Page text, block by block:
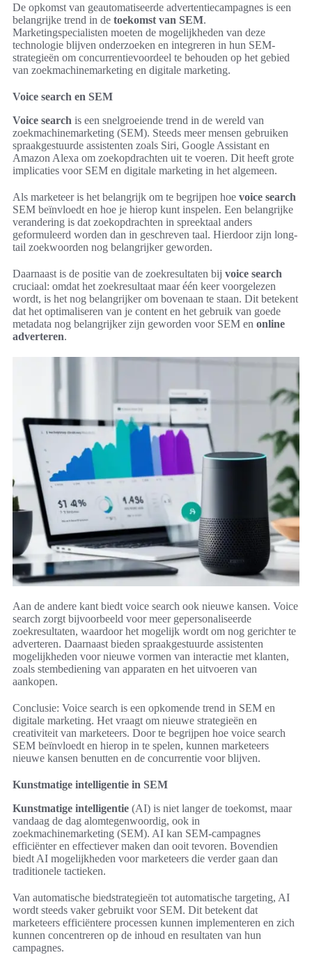
De opkomst van geautomatiseerde advertentiecampagnes is een
belangrijke trend in de toekomst van SEM.
Marketingspecialisten moeten de mogelijkheden van deze
technologie blijven onderzoeken en integreren in hun SEM-
strategieën om concurrentievoordeel te behouden op het gebied
van zoekmachinemarketing en digitale marketing.
Voice search en SEM
Voice search is een snelgroeiende trend in de wereld van
zoekmachinemarketing (SEM). Steeds meer mensen gebruiken
spraakgestuurde assistenten zoals Siri, Google Assistant en
Amazon Alexa om zoekopdrachten uit te voeren. Dit heeft grote
implicaties voor SEM en digitale marketing in het algemeen.
Als marketeer is het belangrijk om te begrijpen hoe voice search
SEM beïnvloedt en hoe je hierop kunt inspelen. Een belangrijke
verandering is dat zoekopdrachten in spreektaal anders
geformuleerd worden dan in geschreven taal. Hierdoor zijn long-
tail zoekwoorden nog belangrijker geworden.
Daarnaast is de positie van de zoekresultaten bij voice search
cruciaal: omdat het zoekresultaat maar één keer voorgelezen
wordt, is het nog belangrijker om bovenaan te staan. Dit betekent
dat het optimaliseren van je content en het gebruik van goede
metadata nog belangrijker zijn geworden voor SEM en online
adverteren.
Aan de andere kant biedt voice search ook nieuwe kansen. Voice
search zorgt bijvoorbeeld voor meer gepersonaliseerde
zoekresultaten, waardoor het mogelijk wordt om nog gerichter te
adverteren. Daarnaast bieden spraakgestuurde assistenten
mogelijkheden voor nieuwe vormen van interactie met klanten,
zoals stembediening van apparaten en het uitvoeren van
aankopen.
Conclusie: Voice search is een opkomende trend in SEM en
digitale marketing. Het vraagt om nieuwe strategieën en
creativiteit van marketeers. Door te begrijpen hoe voice search
SEM beïnvloedt en hierop in te spelen, kunnen marketeers
nieuwe kansen benutten en de concurrentie voor blijven.
Kunstmatige intelligentie in SEM
Kunstmatige intelligentie (AI) is niet langer de toekomst, maar
vandaag de dag alomtegenwoordig, ook in
zoekmachinemarketing (SEM). AI kan SEM-campagnes
efficiënter en effectiever maken dan ooit tevoren. Bovendien
biedt AI mogelijkheden voor marketeers die verder gaan dan
traditionele tactieken.
Van automatische biedstrategieën tot automatische targeting, AI
wordt steeds vaker gebruikt voor SEM. Dit betekent dat
marketeers efficiëntere processen kunnen implementeren en zich
kunnen concentreren op de inhoud en resultaten van hun
campagnes.